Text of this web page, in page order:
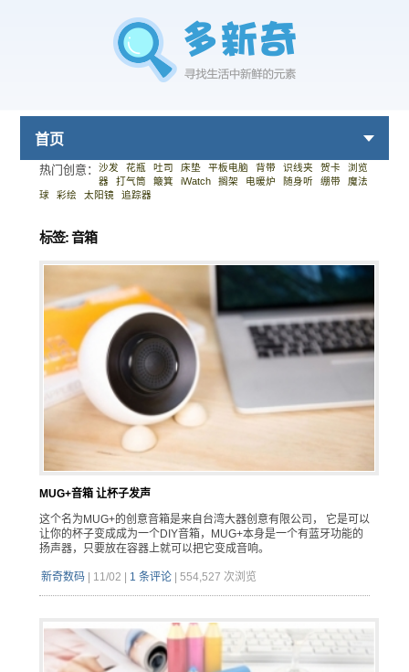
首页
热门创意： 沙发 花瓶 吐司 床垫 平板电脑 背带 识线夹 贺卡
浏览
器
打气筒 簸箕 iWatch 搁架 电暖炉 随身听 绷带
魔法
球
彩绘 太阳镜 追踪器
标签: 音箱
MUG+音箱 让杯子发声
这个名为MUG+的创意音箱是来自台湾大器创意有限公司， 它是可以
让你的杯子变成成为一个DIY音箱，MUG+本身是一个有蓝牙功能的
扬声器，只要放在容器上就可以把它变成音响。
新奇数码| 11/02 1 条评论| 554,527 次浏览